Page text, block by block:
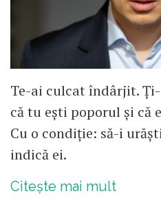
Te-ai culcat îndârjit.
că tu ești poporul și că
Cu o condiție: să-i
indică ei.
Citește mai mult